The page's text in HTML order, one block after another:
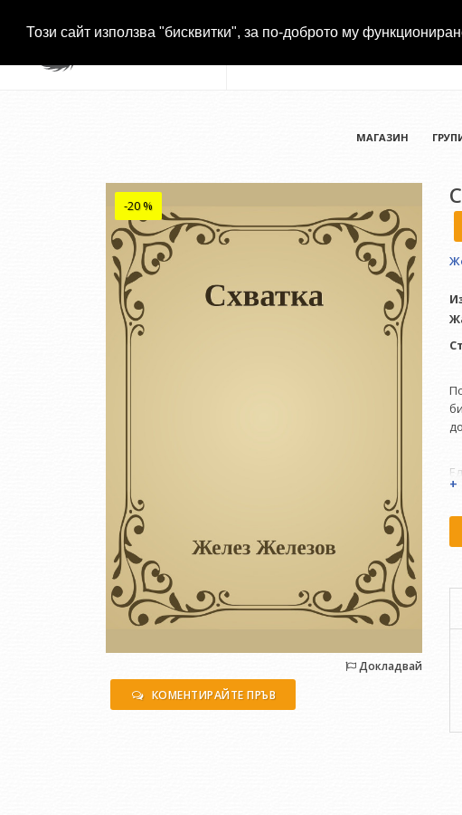
Този сайт използва "бисквитки", за по-доброто му
МАГАЗИН
-20 %
Докладвай
КОМЕНТИРАЙТЕ ПРЪВ